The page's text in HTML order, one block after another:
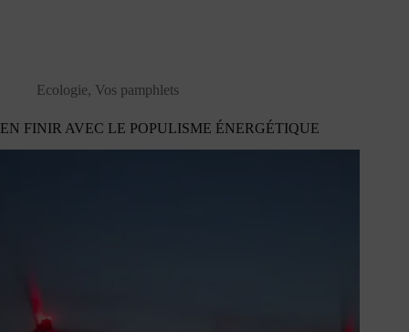
Ecologie, Vos pamphlets
EN FINIR AVEC LE POPULISME ÉNERGÉTIQUE